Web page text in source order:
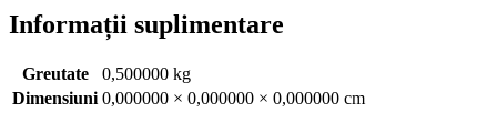
Informații suplimentare
Greutate
0,500000 kg
Dimensiuni 0,000000 × 0,000000 × 0,000000 cm